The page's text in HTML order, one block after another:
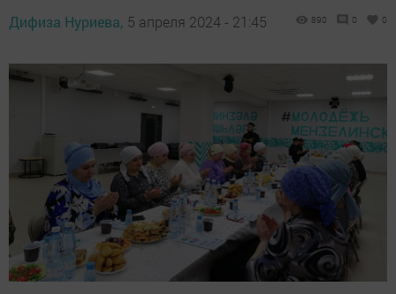
Дифиза Нуриева, 5 апреля 2024 - 21:45 890 0 0